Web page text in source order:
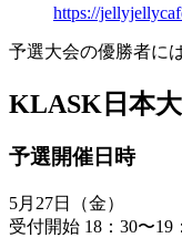
https://
予選大会の優勝者に
KLASK日本
予選開催日時
5月27日（金）
受付開始 18：30〜19